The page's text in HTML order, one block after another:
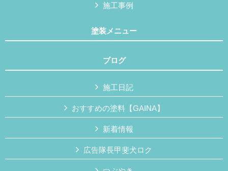
施工事例
塗装メニュー
ブログ
施工日記
おすすめの塗料【GAINA】
新着情報
広告隊長甲斐犬ロク